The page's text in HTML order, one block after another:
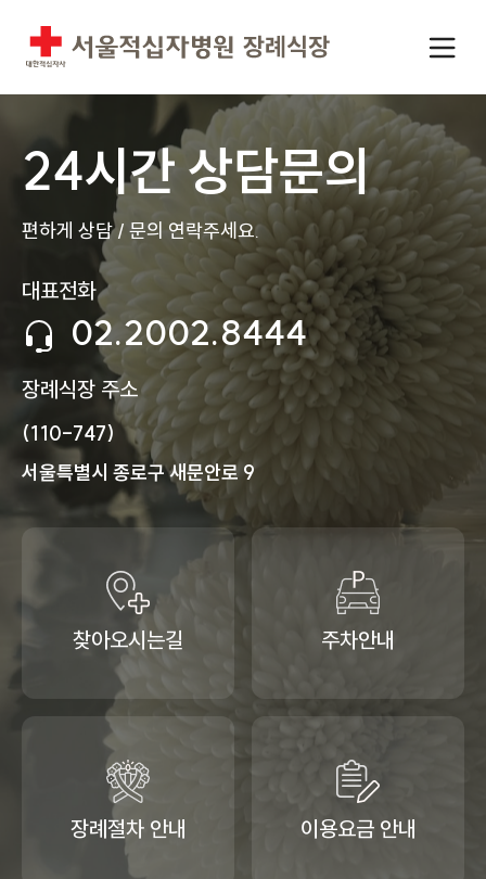
24시간 상담문의
편하게 상담 / 문의 연락주세요.
대표전화
02.2002.8444
장례식장 주소
(110-747)
서울특별시 종로구 새문안로 9
찾아오시는길 주차안내
장례절차 안내 이용요금 안내